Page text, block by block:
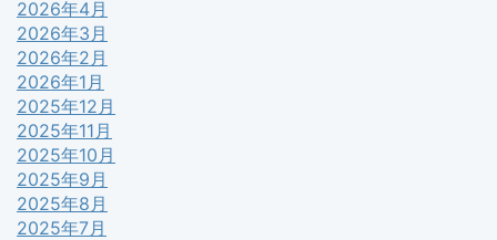
2026年4月
2026年3月
2026年2月
2026年1月
2025年12月
2025年11月
2025年10月
2025年9月
2025年8月
2025年7月